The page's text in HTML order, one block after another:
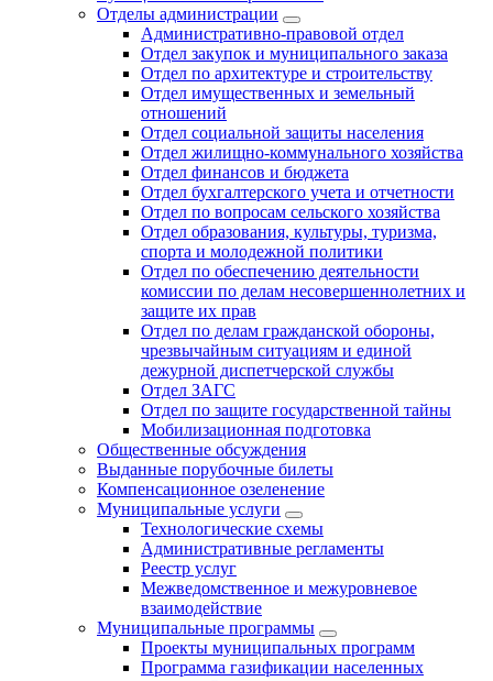
Отделы администрации
Административно-правовой отдел
Отдел закупок и муниципального заказа
Отдел по архитектуре и строительству
Отдел имущественных и земельный
отношений
Отдел социальной защиты населения
Отдел жилищно-коммунального хозяйства
Отдел финансов и бюджета
Отдел бухгалтерского учета и отчетности
Отдел по вопросам сельского хозяйства
Отдел образования, культуры, туризма,
спорта и молодежной политики
Отдел по обеспечению деятельности
комиссии по делам несовершеннолетних и
защите их прав
Отдел по делам гражданской обороны,
чрезвычайным ситуациям и единой
дежурной диспетчерской службы
Отдел ЗАГС
Отдел по защите государственной тайны
Мобилизационная подготовка
Общественные обсуждения
Выданные порубочные билеты
Компенсационное озеленение
Муниципальные услуги
Технологические схемы
Административные регламенты
Реестр услуг
Межведомственное и межуровневое
взаимодействие
Муниципальные программы
Проекты муниципальных программ
Программа газификации населенных